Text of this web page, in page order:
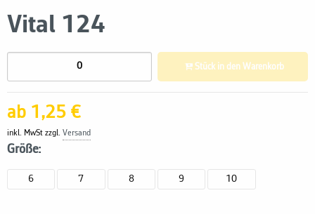
Vital 124
ab 1,25 €
inkl. MwSt zzgl. Versand
Größe:
6 7 8 9 10
Stück in den Warenkorb